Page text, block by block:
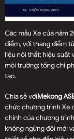
Các mẫu Xe của năm
điểm, với thang điểm
liệu nội thất; hiệu suất
môi trường; tổng chi
tạo.
Chia sẻ vớiMekong
chức chương trình Xe
chính của chương
không ngừng đổi mới